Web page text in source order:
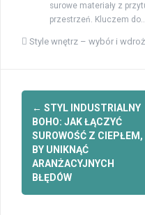
surowe materiały z
przestrzeń. Kluczem
Style wnętrz – wybór i
Zobacz
wpisy
← STYL INDUSTRIALNY
BOHO: JAK ŁĄCZYĆ
SUROWOŚĆ Z CIEPŁEM,
BY UNIKNĄĆ
ARANŻACYJNYCH
BŁĘDÓW